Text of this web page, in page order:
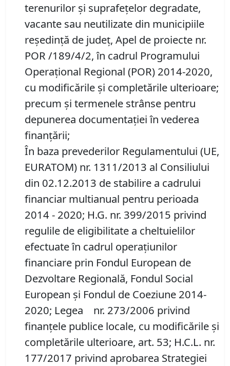
terenurilor și suprafețelor degradate,
vacante sau neutilizate din municipiile
reședință de județ, Apel de proiecte nr.
POR /189/4/2, în cadrul Programului
Operaţional Regional (POR) 2014-2020,
cu modificările şi completările ulterioare;
precum şi termenele strânse pentru
depunerea documentației în vederea
finanțării;
În baza prevederilor Regulamentului (UE,
EURATOM) nr. 1311/2013 al Consiliului
din 02.12.2013 de stabilire a cadrului
financiar multianual pentru perioada
2014 - 2020; H.G. nr. 399/2015 privind
regulile de eligibilitate a cheltuielilor
efectuate în cadrul operațiunilor
financiare prin Fondul European de
Dezvoltare Regională, Fondul Social
European și Fondul de Coeziune 2014-
2020; Legea nr. 273/2006 privind
finanțele publice locale, cu modificările și
completările ulterioare, art. 53; H.C.L. nr.
177/2017 privind aprobarea Strategiei